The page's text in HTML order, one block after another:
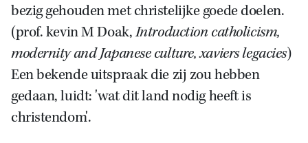
bezig gehouden met christelijke goede doelen.
(prof. kevin M Doak,Introduction catholicism,
modernity and Japanese culture, xaviers legacies)
Een bekende uitspraak die zij zou hebben
gedaan, luidt: 'wat dit land nodig heeft is
christendom'.